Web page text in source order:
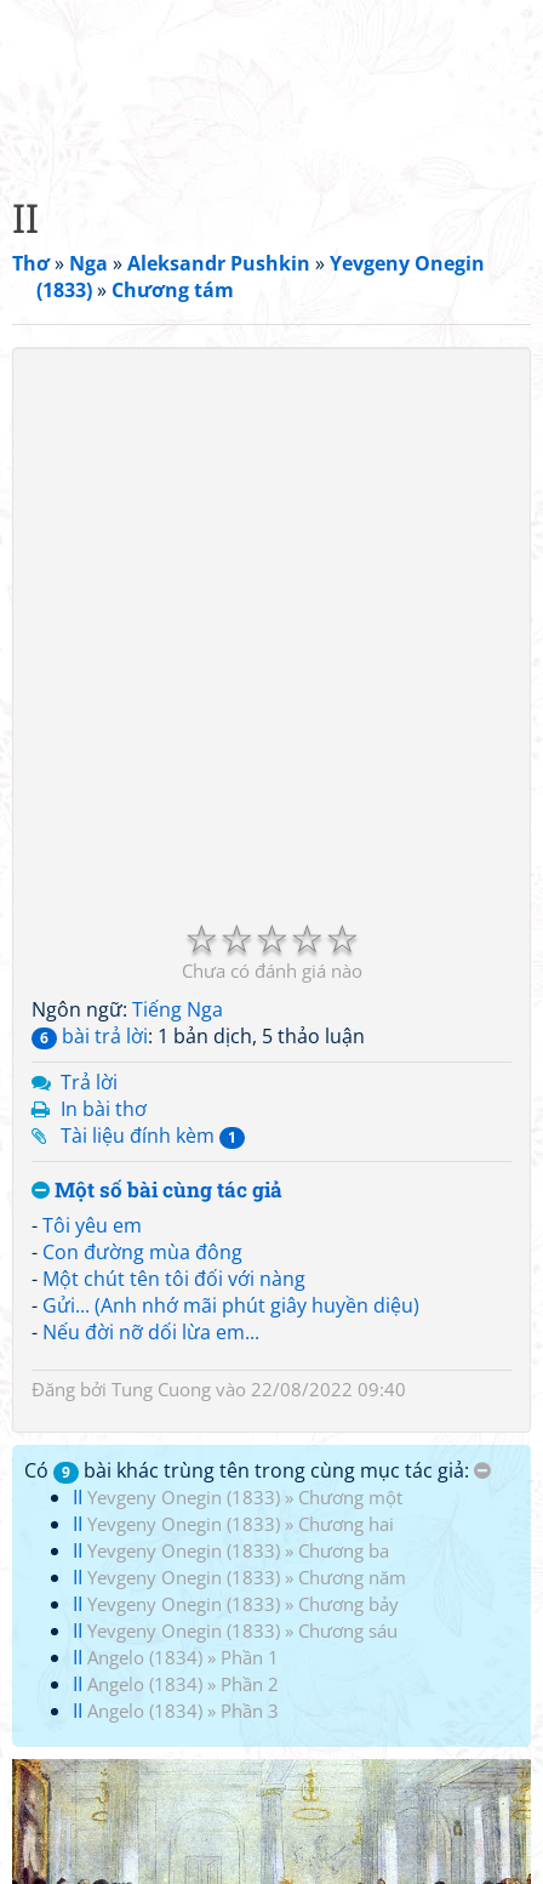
II
Thơ» Nga »Aleksandr Pushkin »Yevgeny Onegin
(1833)» Chương tám
☆
☆
☆
☆
☆
Chưa có đánh giá nào
Ngôn ngữ: Tiếng Nga
6 bài trả lời: 1 bản dịch, 5 thảo luận
Trả lời
In bài thơ
Tài liệu đính kèm
1
Một số bài cùng tác giả
-Tôi yêu em
- Con đường mùa đông
- Một chút tên tôi đối với nàng
- Gửi... (Anh nhớ mãi phút giây huyền diệu)
- Nếu đời nỡ dối lừa em...
Đăng bởi Tung Cuong vào 22/08/2022 09:40
Có 9
bài khác trùng tên trong cùng mục tác giả:
II Yevgeny Onegin (1833) » Chương một
II Yevgeny Onegin (1833) » Chương hai
II Yevgeny Onegin (1833) » Chương ba
II Yevgeny Onegin (1833) » Chương năm
II Yevgeny Onegin (1833) » Chương bảy
II Yevgeny Onegin (1833) » Chương sáu
II Angelo (1834) » Phần 1
II Angelo (1834) » Phần 2
II Angelo (1834) » Phần 3